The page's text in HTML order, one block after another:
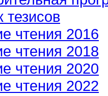
тезисов
чтения 2016
чтения 2018
чтения 2020
чтения 2022